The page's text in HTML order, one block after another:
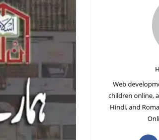
Web
children online,
Hindi, and